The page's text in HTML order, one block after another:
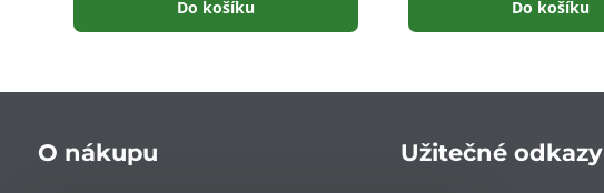
Do košíku Do košíku
O nákupu Užitečné odkazy